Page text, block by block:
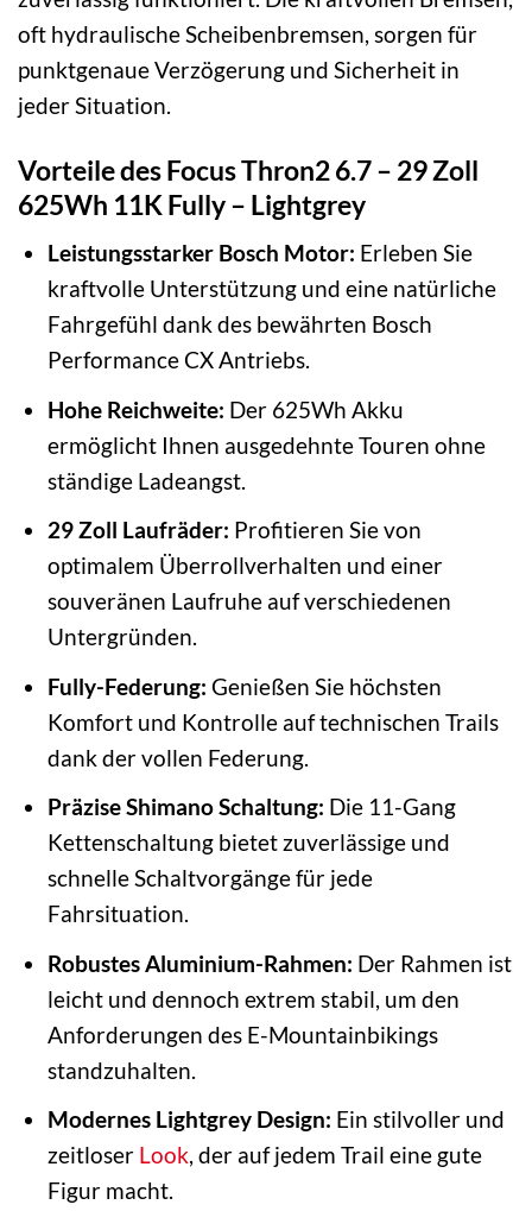
oft hydraulische Scheibenbremsen, sorgen für
punktgenaue Verzögerung und Sicherheit in
jeder Situation.
Vorteile des Focus Thron2 6.7 – 29 Zoll
625Wh 11K Fully – Lightgrey
Leistungsstarker Bosch Motor: Erleben Sie
kraftvolle Unterstützung und eine natürliche
Fahrgefühl dank des bewährten Bosch
Performance CX Antriebs.
Hohe Reichweite: Der 625Wh Akku
ermöglicht Ihnen ausgedehnte Touren ohne
ständige Ladeangst.
29 Zoll Laufräder: Profitieren Sie von
optimalem Überrollverhalten und einer
souveränen Laufruhe auf verschiedenen
Untergründen.
Fully-Federung: Genießen Sie höchsten
Komfort und Kontrolle auf technischen Trails
dank der vollen Federung.
Präzise Shimano Schaltung: Die 11-Gang
Kettenschaltung bietet zuverlässige und
schnelle Schaltvorgänge für jede
Fahrsituation.
Robustes Aluminium-Rahmen: Der Rahmen ist
leicht und dennoch extrem stabil, um den
Anforderungen des E-Mountainbikings
standzuhalten.
Modernes Lightgrey Design: Ein stilvoller und
zeitloser Look, der auf jedem Trail eine gute
Figur macht.